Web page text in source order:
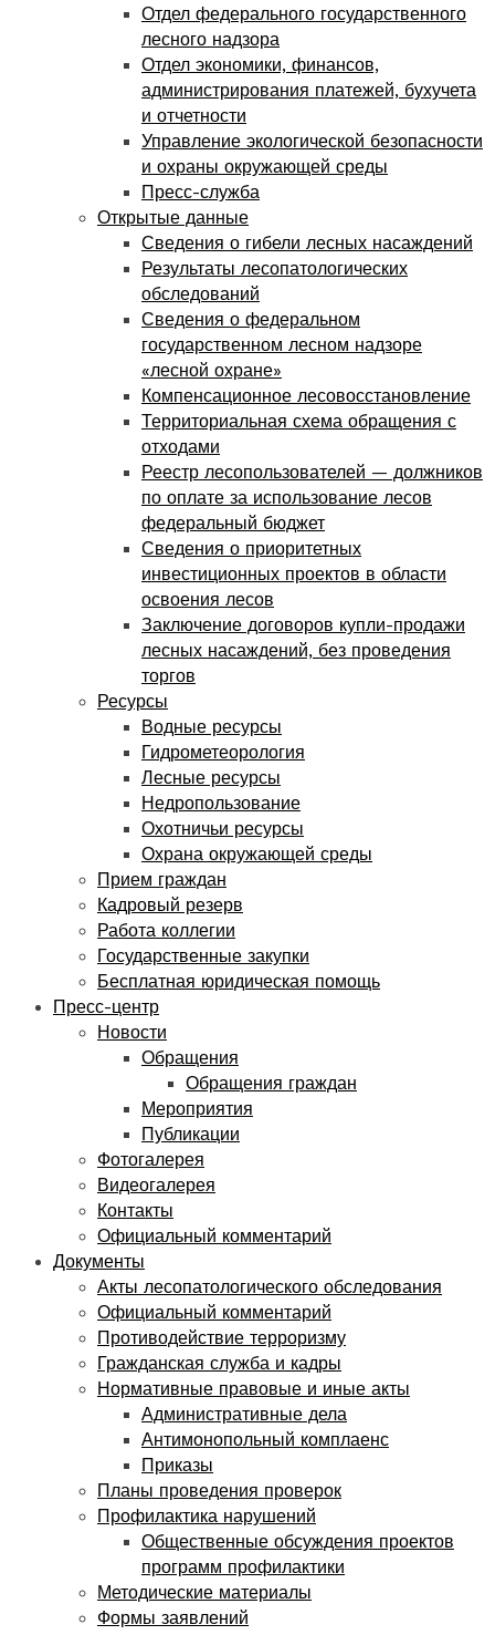
Отдел федерального государственного
лесного надзора
Отдел экономики, финансов,
администрирования платежей, бухучета
и отчетности
Управление экологической безопасности
и охраны окружающей среды
Пресс-служба
Открытые данные
Сведения о гибели лесных насаждений
Результаты лесопатологических
обследований
Сведения о федеральном
государственном лесном надзоре
«лесной охране»
Компенсационное лесовосстановление
Территориальная схема обращения с
отходами
Реестр лесопользователей — должников
по оплате за использование лесов
федеральный бюджет
Сведения о приоритетных
инвестиционных проектов в области
освоения лесов
Заключение договоров купли-продажи
лесных насаждений, без проведения
торгов
Ресурсы
Водные ресурсы
Гидрометеорология
Лесные ресурсы
Недропользование
Охотничьи ресурсы
Охрана окружающей среды
Прием граждан
Кадровый резерв
Работа коллегии
Государственные закупки
Бесплатная юридическая помощь
Пресс-центр
Новости
Обращения
Обращения граждан
Мероприятия
Публикации
Фотогалерея
Видеогалерея
Контакты
Официальный комментарий
Документы
Акты лесопатологического обследования
Официальный комментарий
Противодействие терроризму
Гражданская служба и кадры
Нормативные правовые и иные акты
Административные дела
Антимонопольный комплаенс
Приказы
Планы проведения проверок
Профилактика нарушений
Общественные обсуждения проектов
программ профилактики
Методические материалы
Формы заявлений